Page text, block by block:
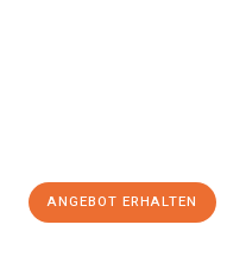
ANGEBOT ERHALTEN